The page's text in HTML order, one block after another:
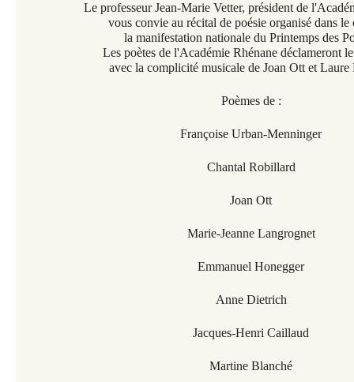
Le professeur Jean-Marie Vetter, président de
vous convie au récital de poésie organisé dans le
la manifestation nationale du Printemps des
Les poètes de l'Académie Rhénane déclameront
avec la complicité musicale de Joan Ott et Laure
Poèmes de :
Françoise Urban-Menninger
Chantal Robillard
Joan Ott
Marie-Jeanne Langrognet
Emmanuel Honegger
Anne Dietrich
Jacques-Henri Caillaud
Martine Blanché